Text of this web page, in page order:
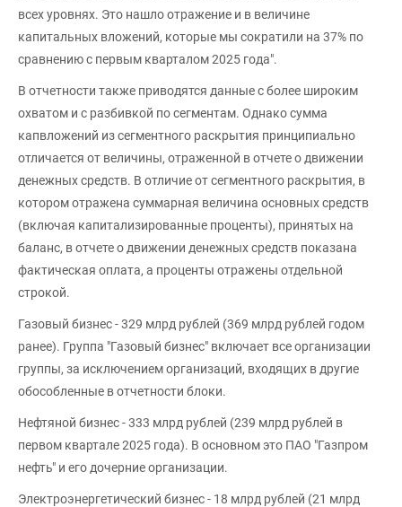
всех уровнях. Это нашло отражение и в величине
капитальных вложений, которые мы сократили на 37% по
сравнению с первым кварталом 2025 года".
В отчетности также приводятся данные с более широким
охватом и с разбивкой по сегментам. Однако сумма
капвложений из сегментного раскрытия принципиально
отличается от величины, отраженной в отчете о движении
денежных средств. В отличие от сегментного раскрытия, в
котором отражена суммарная величина основных средств
(включая капитализированные проценты), принятых на
баланс, в отчете о движении денежных средств показана
фактическая оплата, а проценты отражены отдельной
строкой.
Газовый бизнес - 329 млрд рублей (369 млрд рублей годом
ранее). Группа "Газовый бизнес" включает все организации
группы, за исключением организаций, входящих в другие
обособленные в отчетности блоки.
Нефтяной бизнес - 333 млрд рублей (239 млрд рублей в
первом квартале 2025 года). В основном это ПАО "Газпром
нефть" и его дочерние организации.
Электроэнергетический бизнес - 18 млрд рублей (21 млрд